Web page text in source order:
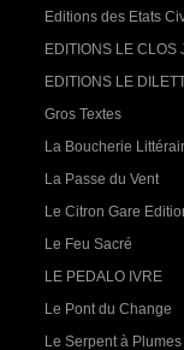
Editions des Etats
EDITIONS LE CLOS
EDITIONS LE
Gros Textes
La Boucherie
La Passe du Vent
Le Citron Gare
Le Feu Sacré
LE PEDALO IVRE
Le Pont du Change
Le Serpent à Plumes